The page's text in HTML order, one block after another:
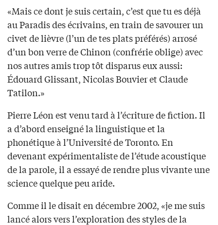
«Mais ce dont je suis certain, c’est que tu es déjà
au Paradis des écrivains, en train de savourer un
civet de lièvre (l’un de tes plats préférés) arrosé
d’un bon verre de Chinon (confrérie oblige) avec
nos autres amis trop tôt disparus eux aussi:
Édouard Glissant, Nicolas Bouvier et Claude
Tatilon.»
Pierre Léon est venu tard à l’écriture de fiction. Il
a d’abord enseigné la linguistique et la
phonétique à l’Université de Toronto. En
devenant expérimentaliste de l’étude acoustique
de la parole, il a essayé de rendre plus vivante une
science quelque peu aride.
Comme il le disait en décembre 2002, «je me suis
lancé alors vers l’exploration des styles de la